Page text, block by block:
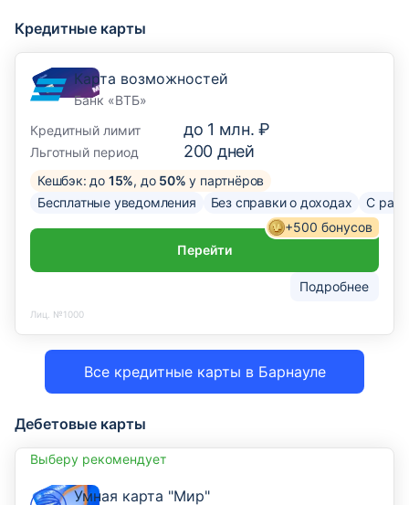
Кредитные карты
Все кредитные карты в Барнауле
Карта возможностей
Банк «ВТБ»
Кредитный лимит
до 1 млн. ₽
Льготный период 200 дней
Кешбэк: до 15%, до 50% у партнёров
Бесплатные уведомления
Без справки о доходах С
Подробнее
+500 бонусов
Перейти
Лиц. №1000
Дебетовые карты
Выберу рекомендует
Умная карта "Мир"